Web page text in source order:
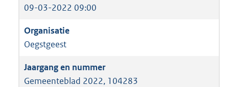
09-03-2022 09:00
Oegstgeest
Gemeenteblad 2022, 104283